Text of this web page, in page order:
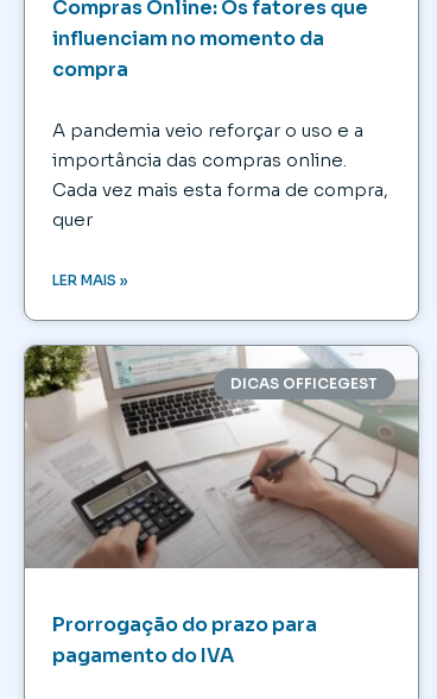
Compras Online: Os fatores que
influenciam no momento da
compra
A pandemia veio reforçar o uso e a
importância das compras online.
Cada vez mais esta forma de compra,
quer
LER MAIS »
DICAS OFFICEGEST
Prorrogação do prazo para
pagamento do IVA